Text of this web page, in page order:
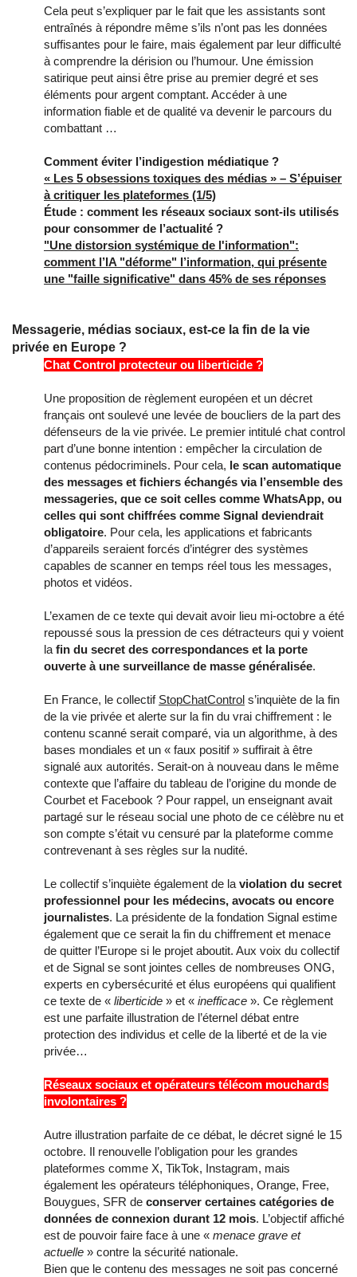
Cela peut s’expliquer par le fait que les assistants sont
entraînés à répondre même s’ils n’ont pas les données
suffisantes pour le faire, mais également par leur difficulté
à comprendre la dérision ou l’humour. Une émission
satirique peut ainsi être prise au premier degré et ses
éléments pour argent comptant. Accéder à une
information fiable et de qualité va devenir le parcours du
combattant …
Comment éviter l’indigestion médiatique ?
« Les 5 obsessions toxiques des médias » – S’épuiser
à critiquer les plateformes (1/5)
Étude : comment les réseaux sociaux sont-ils utilisés
pour consommer de l’actualité ?
"Une distorsion systémique de l'information":
comment l’IA "déforme" l’information, qui présente
une "faille significative" dans 45% de ses réponses
Messagerie, médias sociaux, est-ce la fin de la vie
privée en Europe ?
Chat Control protecteur ou liberticide ?
Une proposition de règlement européen et un décret
français ont soulevé une levée de boucliers de la part des
défenseurs de la vie privée. Le premier intitulé chat control
part d’une bonne intention : empêcher la circulation de
contenus pédocriminels. Pour cela, le scan automatique
des messages et fichiers échangés via l’ensemble des
messageries, que ce soit celles comme WhatsApp, ou
celles qui sont chiffrées comme Signal deviendrait
obligatoire. Pour cela, les applications et fabricants
d’appareils seraient forcés d’intégrer des systèmes
capables de scanner en temps réel tous les messages,
photos et vidéos.
L’examen de ce texte qui devait avoir lieu mi-octobre a été
repoussé sous la pression de ces détracteurs qui y voient
la fin du secret des correspondances et la porte
ouverte à une surveillance de masse généralisée.
En France, le collectif StopChatControl s’inquiète de la fin
de la vie privée et alerte sur la fin du vrai chiffrement : le
contenu scanné serait comparé, via un algorithme, à des
bases mondiales et un « faux positif » suffirait à être
signalé aux autorités. Serait-on à nouveau dans le même
contexte que l’affaire du tableau de l’origine du monde de
Courbet et Facebook ? Pour rappel, un enseignant avait
partagé sur le réseau social une photo de ce célèbre nu et
son compte s’était vu censuré par la plateforme comme
contrevenant à ses règles sur la nudité.
Le collectif s’inquiète également de la violation du secret
professionnel pour les médecins, avocats ou encore
journalistes. La présidente de la fondation Signal estime
également que ce serait la fin du chiffrement et menace
de quitter l’Europe si le projet aboutit. Aux voix du collectif
et de Signal se sont jointes celles de nombreuses ONG,
experts en cybersécurité et élus européens qui qualifient
ce texte de « liberticide » et « inefficace ». Ce règlement
est une parfaite illustration de l’éternel débat entre
protection des individus et celle de la liberté et de la vie
privée…
Réseaux sociaux et opérateurs télécom mouchards
involontaires ?
Autre illustration parfaite de ce débat, le décret signé le 15
octobre. Il renouvelle l’obligation pour les grandes
plateformes comme X, TikTok, Instagram, mais
également les opérateurs téléphoniques, Orange, Free,
Bouygues, SFR de conserver certaines catégories de
données de connexion durant 12 mois. L’objectif affiché
est de pouvoir faire face à une « menace grave et
actuelle » contre la sécurité nationale.
Bien que le contenu des messages ne soit pas concerné